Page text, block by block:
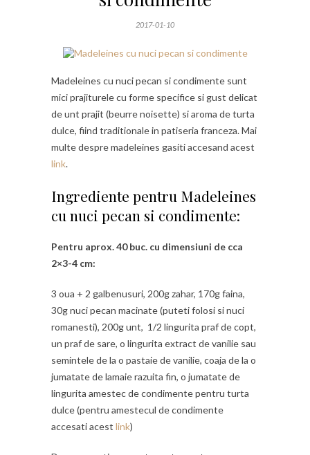
2017-01-10
Madeleines cu nuci pecan si condimente sunt
mici prajiturele cu forme specifice si gust delicat
de unt prajit (beurre noisette) si aroma de turta
dulce, fiind traditionale in patiseria franceza. Mai
multe despre madeleines gasiti accesand acest
link.
Ingrediente pentru Madeleines
cu nuci pecan si condimente:
Pentru aprox. 40 buc. cu dimensiuni de cca
2×3-4 cm:
3 oua + 2 galbenusuri, 200g zahar, 170g faina,
30g nuci pecan macinate (puteti folosi si nuci
romanesti), 200g unt, 1/2 lingurita praf de copt,
un praf de sare, o lingurita extract de vanilie sau
semintele de la o pastaie de vanilie, coaja de la o
jumatate de lamaie razuita fin, o jumatate de
lingurita amestec de condimente pentru turta
dulce (pentru amestecul de condimente
accesati acest link)